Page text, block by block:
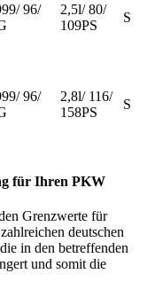
96/
2,5l/ 80/
109PS
S
96/
2,8l/ 116/
158PS
S
für Ihren PKW
Grenzwerte für
deutschen
in den betreffenden
und somit die